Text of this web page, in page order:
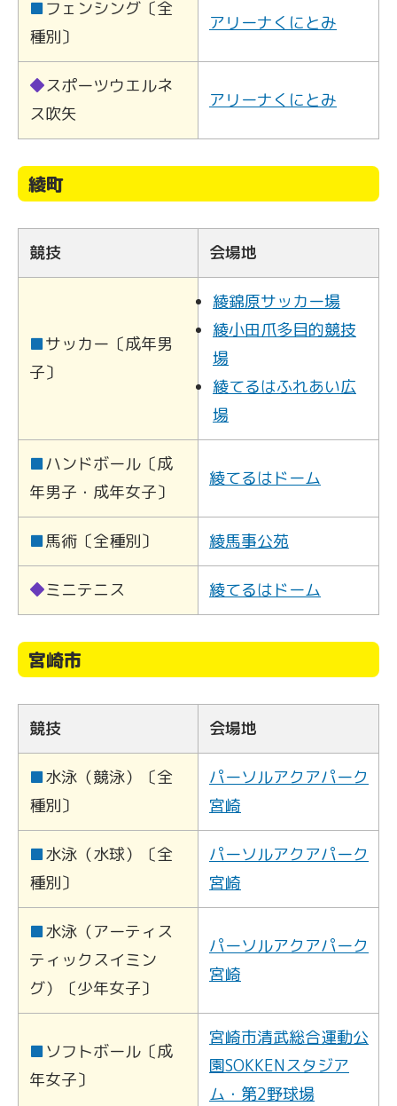
■フェンシング〔全
種別〕
アリーナくにとみ
◆スポーツウエルネ
ス吹矢
アリーナくにとみ
綾町
競技 会場地
■サッカー〔成年男
子〕
綾錦原サッカー場
綾小田爪多目的競技
場
綾てるはふれあい広
場
■ハンドボール〔成
年男子・成年女子〕
綾てるはドーム
■馬術〔全種別〕 綾馬事公苑
◆ミニテニス 綾てるはドーム
宮崎市
競技 会場地
■水泳（競泳）〔全
種別〕
パーソルアクアパーク
宮崎
■水泳（水球）〔全
種別〕
パーソルアクアパーク
宮崎
■水泳（アーティス
ティックスイミン
グ）〔少年女子〕
パーソルアクアパーク
宮崎
■ソフトボール〔成
年女子〕
宮崎市清武総合運動公
園SOKKENスタジア
ム・第2野球場